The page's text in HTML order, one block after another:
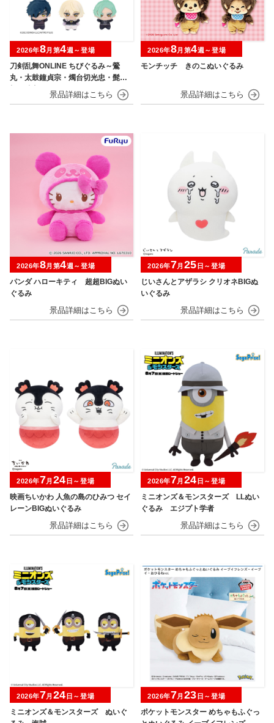
刀剣乱舞ONLINE ちびぐるみ～鶯
丸・太鼓鐘貞宗・燭台切光忠・髭
2026年8月第4週～登場
モンチッチ きのこぬいぐるみ
2026年8月第4週～登場
パンダ ハローキティ 超超BIGぬい
ぐるみ
2026年8月第4週～登場
じいさんとアザラシ クリオネBIGぬ
いぐるみ
2026年7月 25 日～登場
映画ちいかわ 人魚の島のひみつ セイ
レーンBIGぬいぐるみ
2026年7月 24 日～登場
ミニオンズ＆モンスターズ LLぬい
ぐるみ エジプト学者
2026年7月 24 日～登場
ミニオンズ＆モンスターズ ぬいぐ
2026年7月 24 日～登場
ポケットモンスター めちゃもふぐっ
2026年7月 23 日～登場